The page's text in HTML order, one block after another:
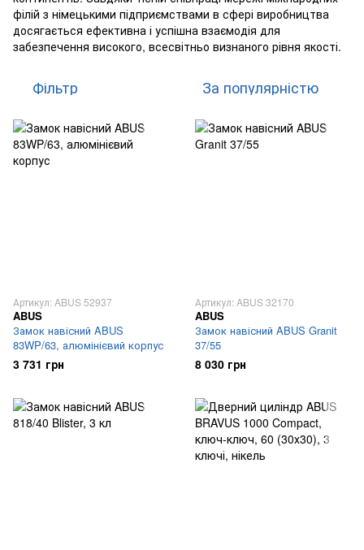
філій з німецькими підприємствами в сфері виробництва
досягається ефективна і успішна взаємодія для
забезпечення високого, всесвітньо визнаного рівня якості.
Фільтр За популярністю
Артикул: ABUS 52937
ABUS
Замок навісний ABUS
83WP/63, алюмінієвий корпус
3 731 грн
Артикул: ABUS 32170
ABUS
Замок навісний ABUS Granit
37/55
8 030 грн